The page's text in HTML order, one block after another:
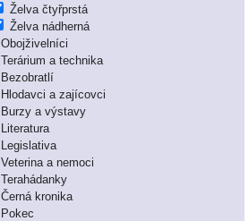
Želva čtyřprstá
Želva nádherná
Obojživelníci
Terárium a technika
Bezobratlí
Hlodavci a zajícovci
Burzy a výstavy
Literatura
Legislativa
Veterina a nemoci
Terahádanky
Černá kronika
Pokec